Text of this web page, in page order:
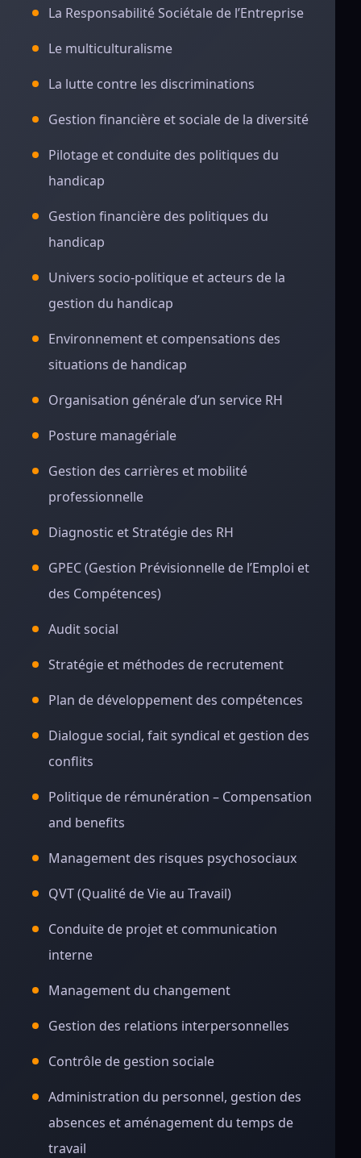
La Responsabilité Sociétale de l’Entreprise
Le multiculturalisme
La lutte contre les discriminations
Gestion financière et sociale de la diversité
Pilotage et conduite des politiques du
handicap
Gestion financière des politiques du
handicap
Univers socio-politique et acteurs de la
gestion du handicap
Environnement et compensations des
situations de handicap
Organisation générale d’un service RH
Posture managériale
Gestion des carrières et mobilité
professionnelle
Diagnostic et Stratégie des RH
GPEC (Gestion Prévisionnelle de l’Emploi et
des Compétences)
Audit social
Stratégie et méthodes de recrutement
Plan de développement des compétences
Dialogue social, fait syndical et gestion des
conflits
Politique de rémunération – Compensation
and benefits
Management des risques psychosociaux
QVT (Qualité de Vie au Travail)
Conduite de projet et communication
interne
Management du changement
Gestion des relations interpersonnelles
Contrôle de gestion sociale
Administration du personnel, gestion des
absences et aménagement du temps de
travail